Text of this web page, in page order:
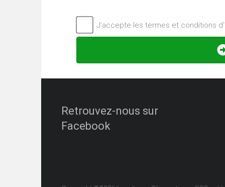
J’accepte les termes et conditions
Retrouvez-nous sur
Facebook